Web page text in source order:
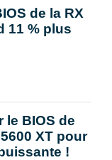
de la RX
11 % plus
le BIOS de
XT pour
!